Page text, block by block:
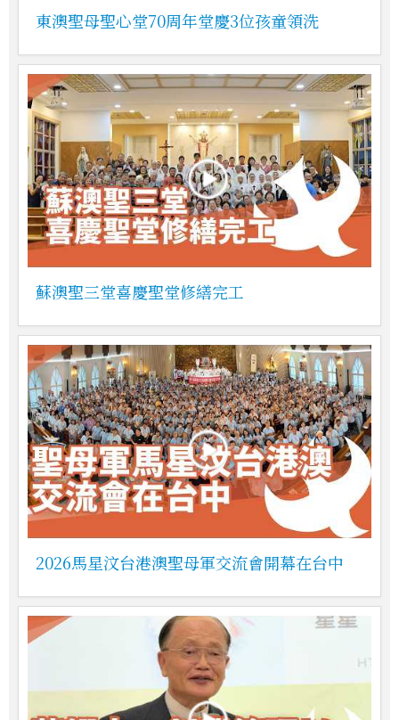
東澳聖母聖心堂70周年堂慶3位孩童領洗
蘇澳聖三堂喜慶聖堂修繕完工
2026馬星汶台港澳聖母軍交流會開幕在台中